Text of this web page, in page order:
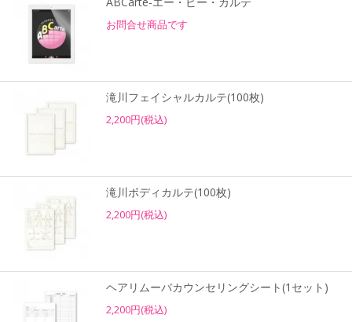
お問合せ商品です
滝川フェイシャルカルテ(100枚)
2,200円(税込)
滝川ボディカルテ(100枚)
2,200円(税込)
ヘアリムーバカウンセリングシート(1セット)
2,200円(税込)